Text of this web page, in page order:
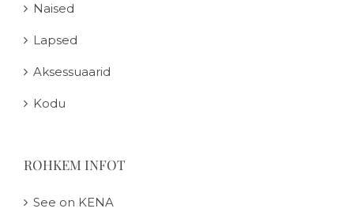
Naised
Lapsed
Aksessuaarid
Kodu
ROHKEM INFOT
See on KENA